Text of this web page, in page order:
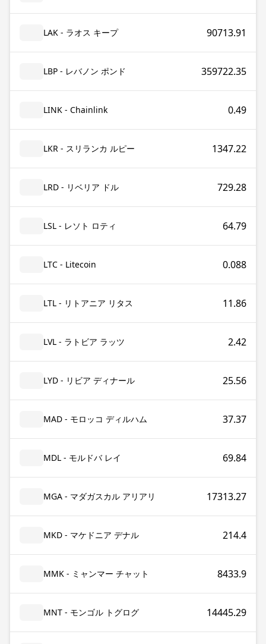
LAK - ラオス キープ 90713.91
LBP - レバノン ポンド 359722.35
LINK - Chainlink 0.49
LKR - スリランカ ルピー 1347.22
LRD - リベリア ドル 729.28
LSL - レソト ロティ 64.79
LTC - Litecoin 0.088
LTL - リトアニア リタス 11.86
LVL - ラトビア ラッツ 2.42
LYD - リビア ディナール 25.56
MAD - モロッコ ディルハム 37.37
MDL - モルドバ レイ 69.84
MGA - マダガスカル アリアリ 17313.27
MKD - マケドニア デナル 214.4
MMK - ミャンマー チャット 8433.9
MNT - モンゴル トグログ 14445.29